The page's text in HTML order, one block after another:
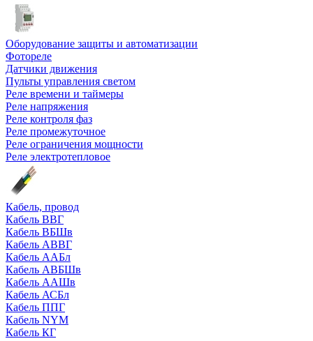
Оборудование защиты и автоматизации
Фотореле
Датчики движения
Пульты управления светом
Реле времени и таймеры
Реле напряжения
Реле контроля фаз
Реле промежуточное
Реле ограничения мощности
Реле электротепловое
Кабель, провод
Кабель ВВГ
Кабель ВБШв
Кабель АВВГ
Кабель ААБл
Кабель АВБШв
Кабель ААШв
Кабель АСБл
Кабель ППГ
Кабель NYM
Кабель КГ